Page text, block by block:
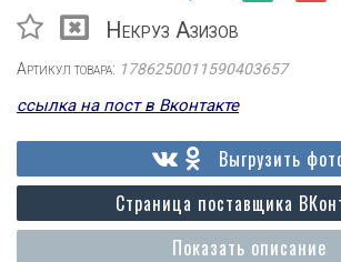
Некруз Азизов
Артикул товара: 1786250011590403657
ссылка на пост в Вконтакте
Показать описание
Страница поставщика
Выгрузить